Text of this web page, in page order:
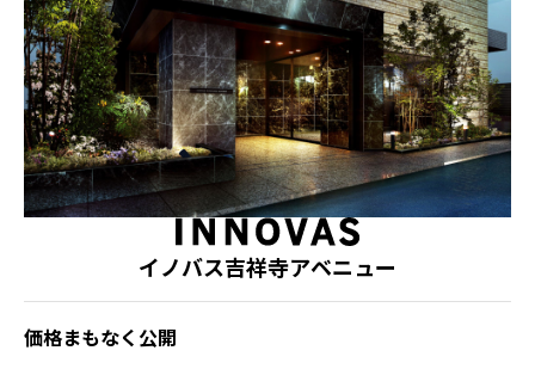
イノバス吉祥寺アベニュー
価格まもなく公開